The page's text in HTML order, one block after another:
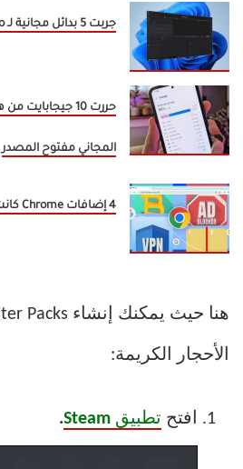
جربت 5 بدائل مجانية لـ Premiere Pro وهذا ما اعتمدته
المجاني مفتوح المصدر
4 إضافات Chrome كانت آمنة ثم أصبحت برامج ضارة
الأحجار الكريمة:
افتح تطبيق Steam
.